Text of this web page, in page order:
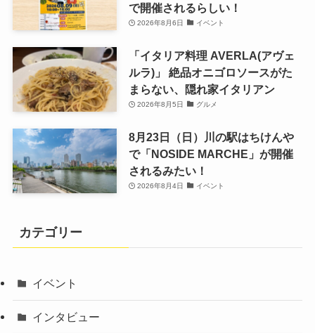
で開催されるらしい！
2026年8月6日 イベント
「イタリア料理 AVERLA(アヴェ
ルラ)」 絶品オニゴロソースがた
まらない、隠れ家イタリアン
2026年8月5日 グルメ
8月23日（日）川の駅はちけんや
で「NOSIDE MARCHE」が開催
されるみたい！
2026年8月4日 イベント
カテゴリー
イベント
インタビュー